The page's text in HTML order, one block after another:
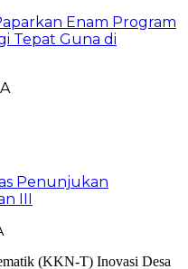
Enam Program
Tepat Guna di
Penunjukan
III